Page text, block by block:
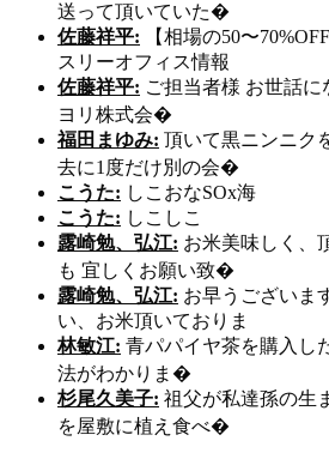
送って頂いていた�
佐藤祥平: 【相場の50〜
スリーオフィス情報
佐藤祥平: ご担当者様 お世話
ヨリ株式会�
福田まゆみ: 頂いて黒ニンニ
去に1度だけ別の会�
こうた: しこおなSOx海
こうた: しこしこ
露崎勉、弘江: お米美味しく、
も 宜しくお願い致�
露崎勉、弘江: お早うございま
い、お米頂いておりま
林敏江: 青パパイヤ茶を購入し
法がわかりま�
杉尾久美子: 祖父が私達孫の生
を屋敷に植え食べ�